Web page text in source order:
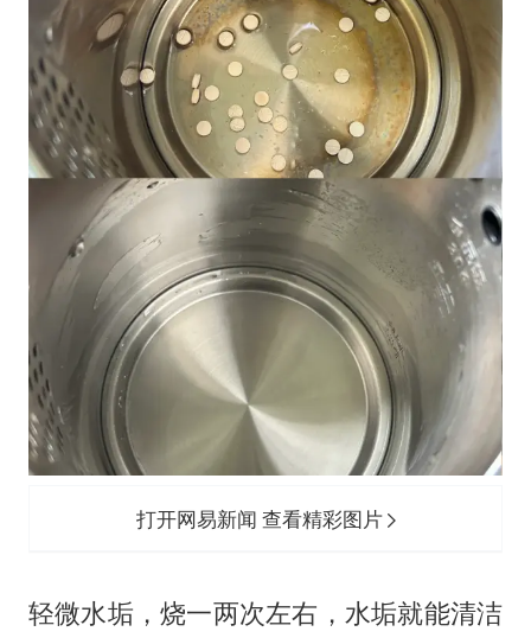
打开网易新闻 查看精彩图片
轻微水垢，烧一两次左右，水垢就能清洁